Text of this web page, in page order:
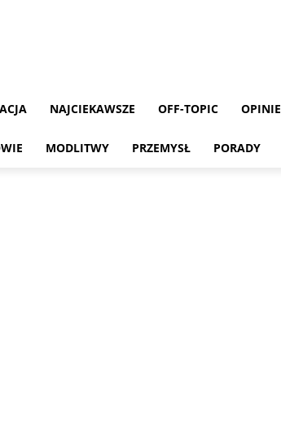
NAJCIEKAWSZE OFF-TOPIC OPINIE
MODLITWY PRZEMYSŁ PORADY